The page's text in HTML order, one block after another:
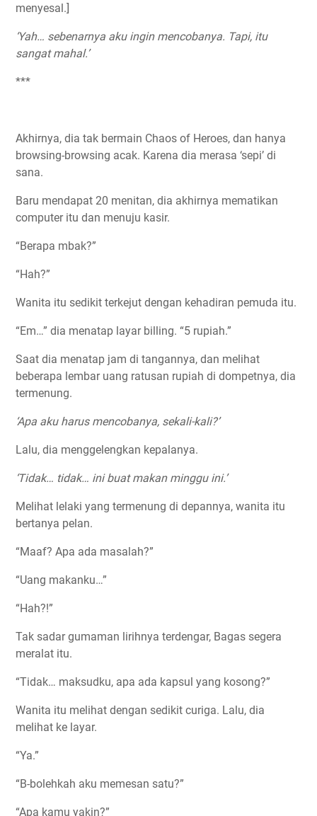
menyesal.]
‘Yah… sebenarnya aku ingin mencobanya. Tapi, itu
sangat mahal.’
***
Akhirnya, dia tak bermain Chaos of Heroes, dan hanya
browsing-browsing acak. Karena dia merasa ‘sepi’ di
sana.
Baru mendapat 20 menitan, dia akhirnya mematikan
computer itu dan menuju kasir.
“Berapa mbak?”
“Hah?”
Wanita itu sedikit terkejut dengan kehadiran pemuda itu.
“Em…” dia menatap layar billing. “5 rupiah.”
Saat dia menatap jam di tangannya, dan melihat
beberapa lembar uang ratusan rupiah di dompetnya, dia
termenung.
‘Apa aku harus mencobanya, sekali-kali?’
Lalu, dia menggelengkan kepalanya.
‘Tidak… tidak… ini buat makan minggu ini.’
Melihat lelaki yang termenung di depannya, wanita itu
bertanya pelan.
“Maaf? Apa ada masalah?”
“Uang makanku…”
“Hah?!”
Tak sadar gumaman lirihnya terdengar, Bagas segera
meralat itu.
“Tidak… maksudku, apa ada kapsul yang kosong?”
Wanita itu melihat dengan sedikit curiga. Lalu, dia
melihat ke layar.
“Ya.”
“B-bolehkah aku memesan satu?”
“Apa kamu yakin?”